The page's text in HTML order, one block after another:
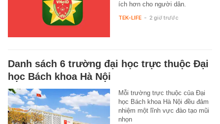
ích hơn cho người dân.
TEK-LIFE - 2 giờ trước
Danh sách 6 trường đại học trực thuộc Đại
học Bách khoa Hà Nội
Mỗi trường trực thuộc của Đại
học Bách khoa Hà Nội đều đảm
nhiệm một lĩnh vực đào tạo mũi
nhọn